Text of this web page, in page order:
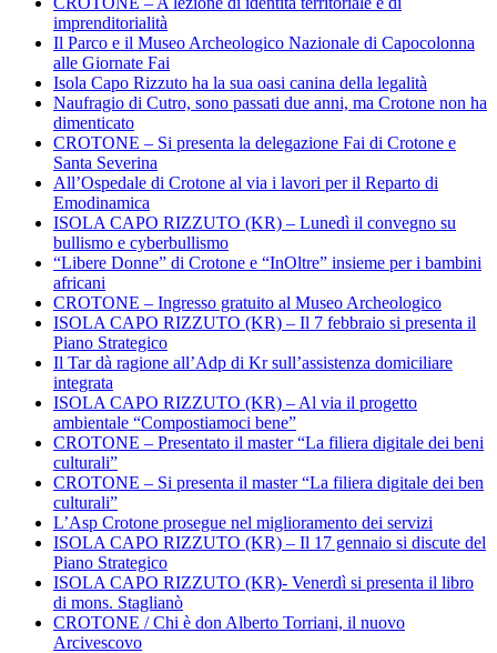
imprenditorialità
Il Parco e il Museo Archeologico Nazionale di Capocolonna
alle Giornate Fai
Isola Capo Rizzuto ha la sua oasi canina della legalità
Naufragio di Cutro, sono passati due anni, ma Crotone non ha
dimenticato
CROTONE – Si presenta la delegazione Fai di Crotone e
Santa Severina
All’Ospedale di Crotone al via i lavori per il Reparto di
Emodinamica
ISOLA CAPO RIZZUTO (KR) – Lunedì il convegno su
bullismo e cyberbullismo
“Libere Donne” di Crotone e “InOltre” insieme per i bambini
africani
CROTONE – Ingresso gratuito al Museo Archeologico
ISOLA CAPO RIZZUTO (KR) – Il 7 febbraio si presenta il
Piano Strategico
Il Tar dà ragione all’Adp di Kr sull’assistenza domiciliare
integrata
ISOLA CAPO RIZZUTO (KR) – Al via il progetto
ambientale “Compostiamoci bene”
CROTONE – Presentato il master “La filiera digitale dei beni
culturali”
CROTONE – Si presenta il master “La filiera digitale dei ben
culturali”
L’Asp Crotone prosegue nel miglioramento dei servizi
ISOLA CAPO RIZZUTO (KR) – Il 17 gennaio si discute del
Piano Strategico
ISOLA CAPO RIZZUTO (KR)- Venerdì si presenta il libro
di mons. Staglianò
CROTONE / Chi è don Alberto Torriani, il nuovo
Arcivescovo